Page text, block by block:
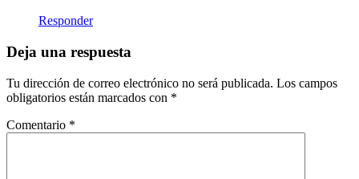
Responder
Deja una respuesta
Tu dirección de correo electrónico no será publicada. Los campos
obligatorios están marcados con *
Comentario *